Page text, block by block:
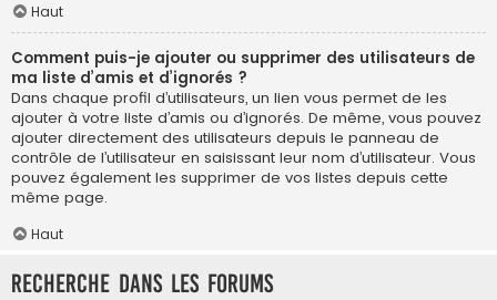
Haut
Comment puis-je ajouter ou supprimer des utilisateurs de
ma liste d’amis et d’ignorés ?
Dans chaque profil d’utilisateurs, un lien vous permet de les
ajouter à votre liste d’amis ou d’ignorés. De même, vous pouvez
ajouter directement des utilisateurs depuis le panneau de
contrôle de l’utilisateur en saisissant leur nom d’utilisateur. Vous
pouvez également les supprimer de vos listes depuis cette
même page.
Haut
Recherche dans les forums